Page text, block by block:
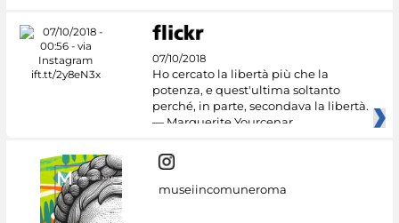
07/10/2018
Ho cercato la libertà più che la
potenza, e quest'ultima soltanto
perché, in parte, secondava la libertà.
— Marguerite Yourcenar
museiincomuneroma